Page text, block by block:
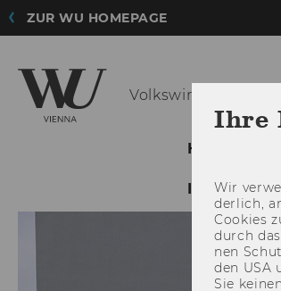
ZUR WU HOMEPAGE
Volkswirtschaft
HOME
INTRANET
Ihre
Wir
der­lich,
Coo­kies
durch
nen
den USA
Sie